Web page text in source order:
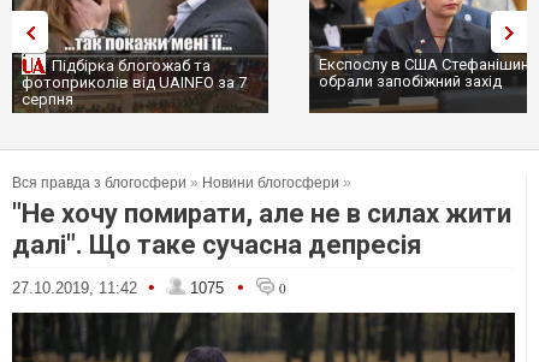
Експослу в США Стефанішиній
обрали запобіжний захід
Трамп не передасть Україні
сотні ракет до Patriot, бо у
Вся правда з блогосфери » Новини блогосфери »
"Не хочу помирати, але не в силах жити
далі". Що таке сучасна депресія
27.10.2019, 11:42 • 1075 • 0